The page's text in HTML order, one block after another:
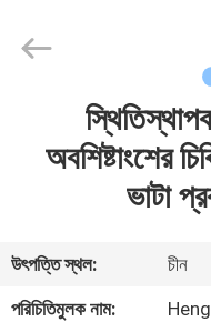
আমাদের
সম্পর্কে
Industrial
অবশিষ্টাংশের
ভাটা
উৎপত্তি স্থল:
চীন
পরিচিতিমুলক নাম: